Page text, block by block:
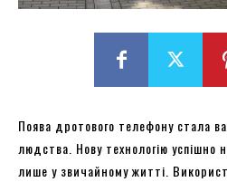
Поява дротового телефону стала
людства. Нову технологію успішно
лише у звичайному житті.